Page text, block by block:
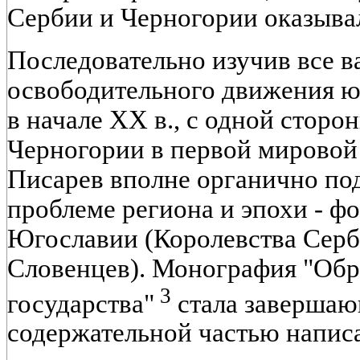
Сербии и Черногории
Последовательно изучив все
освободительного движения
в начале XX в., с одной
Черногории в первой
Писарев вполне органично
проблеме региона и эпохи -
Югославии (Королевства
Словенцев). Монография
государства" 3 стала
содержательной частью